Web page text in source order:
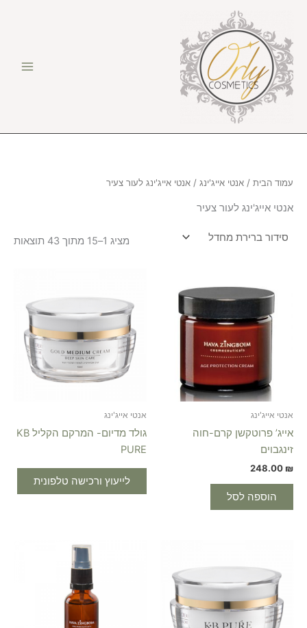
עמוד הבית / אנטי אייג'ינג / אנטי אייג'ינג לעור צעיר
אנטי אייג'ינג לעור צעיר
מציג 1–15 מתוך 43 תוצאות
אנטי אייג'ינג
אייג’ פרוטקשן קרם-חוה
זינגבוים
248.00 ₪
הוספה לסל
אנטי אייג'ינג
גולד מדיום- המרקם הקליל KB
PURE
לייעוץ ורכישה טלפונית